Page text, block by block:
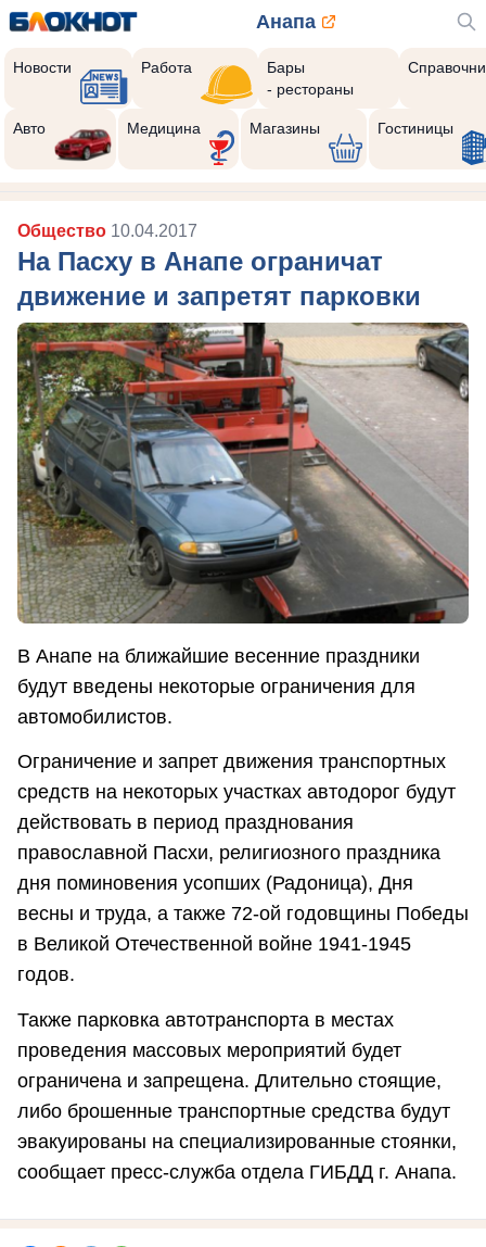
Анапа
Новости Работа
Бары
- рестораны
Авто Медицина Магазины Гостиницы
Общество 10.04.2017
На Пасху в Анапе ограничат
движение и запретят парковки
В Анапе на ближайшие весенние праздники
будут введены некоторые ограничения для
автомобилистов.
Ограничение и запрет движения транспортных
средств на некоторых участках автодорог будут
действовать в период празднования
православной Пасхи, религиозного праздника
дня поминовения усопших (Радоница), Дня
весны и труда, а также 72-ой годовщины Победы
в Великой Отечественной войне 1941-1945
годов.
Также парковка автотранспорта в местах
проведения массовых мероприятий будет
ограничена и запрещена. Длительно стоящие,
либо брошенные транспортные средства будут
эвакуированы на специализированные стоянки,
сообщает пресс-служба отдела ГИБДД г. Анапа.